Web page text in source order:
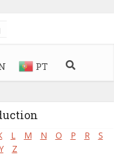
PT
L M N O P R
S
Z